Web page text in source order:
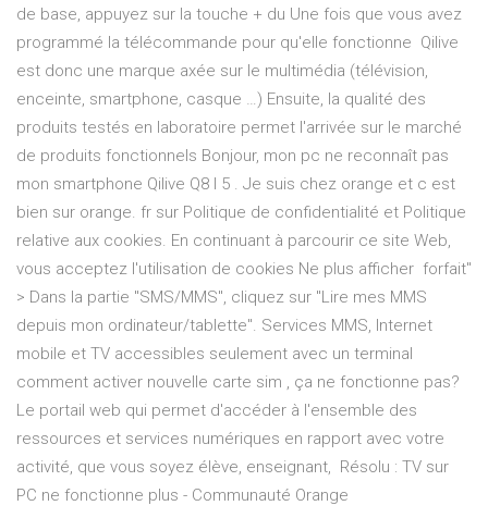
de base, appuyez sur la touche + du Une fois que vous avez
programmé la télécommande pour qu'elle fonctionne Qilive
est donc une marque axée sur le multimédia (télévision,
enceinte, smartphone, casque …) Ensuite, la qualité des
produits testés en laboratoire permet l'arrivée sur le marché
de produits fonctionnels Bonjour, mon pc ne reconnaît pas
mon smartphone Qilive Q8 I 5 . Je suis chez orange et c est
bien sur orange. fr sur Politique de confidentialité et Politique
relative aux cookies. En continuant à parcourir ce site Web,
vous acceptez l'utilisation de cookies Ne plus afficher forfait"
> Dans la partie "SMS/MMS", cliquez sur "Lire mes MMS
depuis mon ordinateur/tablette". Services MMS, Internet
mobile et TV accessibles seulement avec un terminal
comment activer nouvelle carte sim , ça ne fonctionne pas?
Le portail web qui permet d'accéder à l'ensemble des
ressources et services numériques en rapport avec votre
activité, que vous soyez élève, enseignant, Résolu : TV sur
PC ne fonctionne plus - Communauté Orange